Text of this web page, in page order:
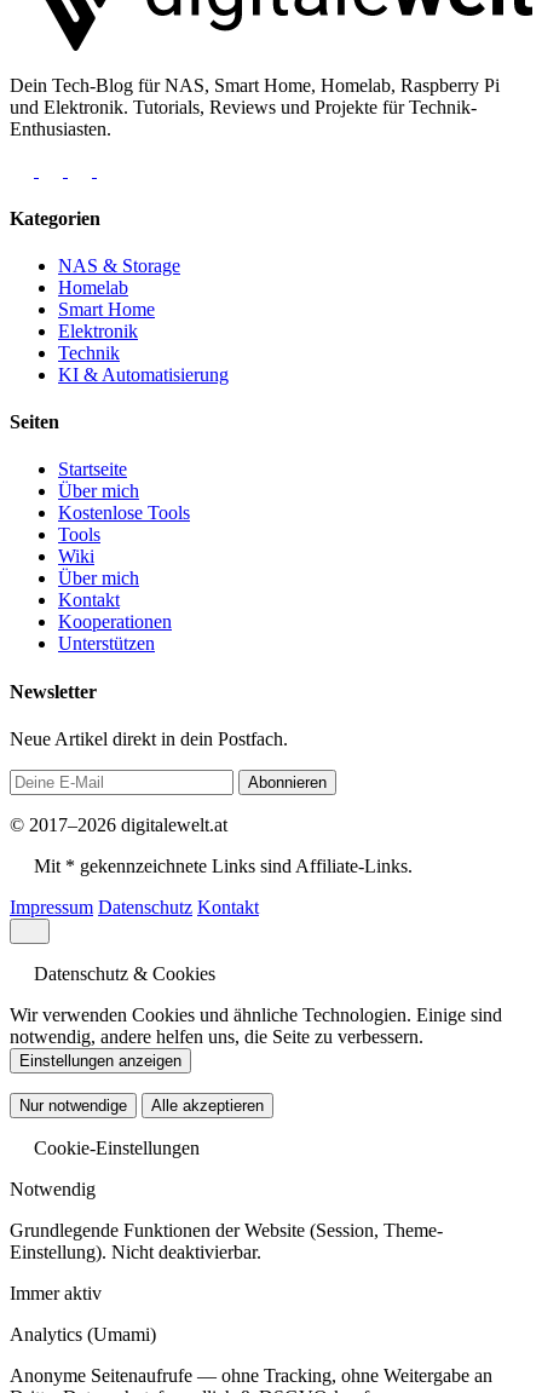
Dein Tech-Blog für NAS, Smart Home, Homelab, Raspberry Pi
und Elektronik. Tutorials, Reviews und Projekte für Technik-
Enthusiasten.
Kategorien
NAS & Storage
Homelab
Smart Home
Elektronik
Technik
KI & Automatisierung
Seiten
Startseite
Über mich
Kostenlose Tools
Tools
Wiki
Über mich
Kontakt
Kooperationen
Unterstützen
Newsletter
Neue Artikel direkt in dein Postfach.
Abonnieren
© 2017–2026 digitalewelt.at
Mit * gekennzeichnete Links sind Affiliate-Links.
Impressum Datenschutz Kontakt
Datenschutz & Cookies
Wir verwenden Cookies und ähnliche Technologien. Einige sind
notwendig, andere helfen uns, die Seite zu verbessern.
Einstellungen anzeigen
Nur notwendige Alle akzeptieren
Cookie-Einstellungen
Notwendig
Grundlegende Funktionen der Website (Session, Theme-
Einstellung). Nicht deaktivierbar.
Immer aktiv
Analytics (Umami)
Anonyme Seitenaufrufe — ohne Tracking, ohne Weitergabe an